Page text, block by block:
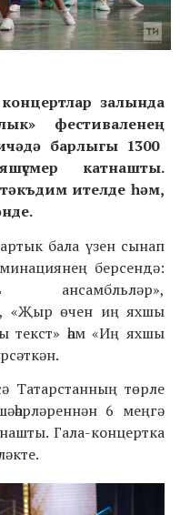
залында
фестиваленең
барлыгы 1300
катнашты.
ителде һәм,
бала үзен сынап
берсендә:
ансамбльләр»,
«Җыр өчен иң яхшы
һәм «Иң яхшы
кән.
Татарстанның төрле
6 меңгә
Гала-концертка